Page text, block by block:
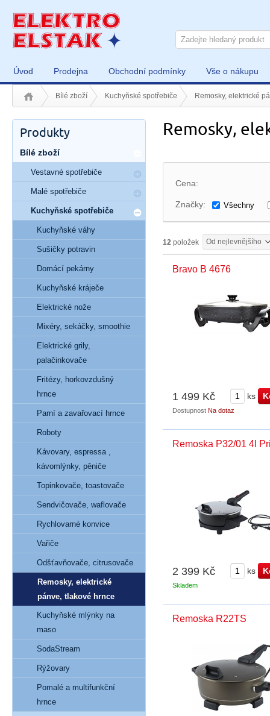
Úvod Prodejna Obchodní podmínky Vše o nákupu
Bílé zboží Kuchyňské spotřebiče Remosky, elektrické
Remosky,
Cena:
Značky: Všechny
12 položek Od nejlevnějšího
Bravo B 4676
1 499 Kč ks
Dostupnost Na dotaz
Remoska P32/01 4l
2 399 Kč ks
Skladem
Remoska R22TS
Produkty
Bílé zboží
Vestavné spotřebiče
Malé spotřebiče
Kuchyňské spotřebiče
Kuchyňské váhy
Sušičky potravin
Domácí pekárny
Kuchyňské kráječe
Elektrické nože
Mixéry, sekáčky, smoothie
Elektrické grily,
palačinkovače
Fritézy, horkovzdušný
hrnce
Parní a zavařovací hrnce
Roboty
Kávovary, espressa ,
kávomlýnky, pěniče
Topinkovače, toastovače
Sendvičovače, waflovače
Rychlovarné konvice
Vařiče
Odšťavňovače, citrusovače
Remosky, elektrické
pánve, tlakové hrnce
Kuchyňské mlýnky na
maso
SodaStream
Rýžovary
Pomalé a multifunkční
hrnce